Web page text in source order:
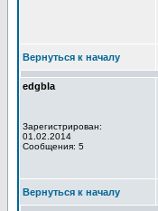
Вернуться к началу
edgbla
Зарегистрирован:
01.02.2014
Сообщения: 5
Вернуться к началу